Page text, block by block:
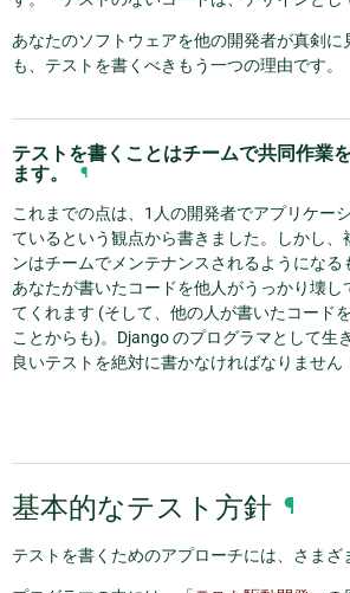
あなたのソフトウェアを他の開発者が真剣に
も、テストを書くべきもう一つの理由です。
テストを書くことはチームで共同作業
ます。
¶
これまでの点は、1人の開発者でアプリケー
ているという観点から書きました。しかし、
ンはチームでメンテナンスされるようになる
あなたが書いたコードを他人がうっかり壊し
てくれます (そして、他の人が書いたコード
ことからも)。Django のプログラマとして生
良いテストを絶対に書かなければなりません
基本的なテスト方針 ¶
テストを書くためのアプローチには、さまざ